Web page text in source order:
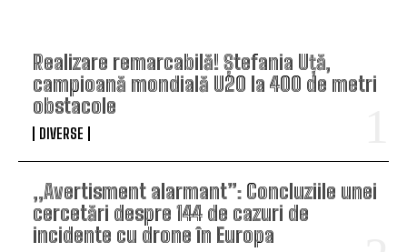
Realizare remarcabilă! Ștefania Uță,
campioană mondială U20 la 400 de metri
obstacole
DIVERSE
„Avertisment alarmant”: Concluziile unei
cercetări despre 144 de cazuri de
incidente cu drone în Europa